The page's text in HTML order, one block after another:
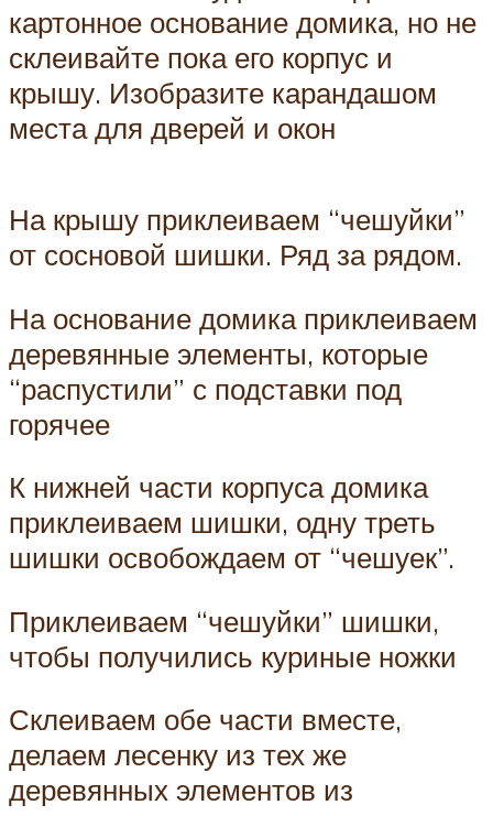
картонное основание домика, но не
склеивайте пока его корпус и
крышу. Изобразите карандашом
места для дверей и окон
На крышу приклеиваем “чешуйки”
от сосновой шишки. Ряд за рядом.
На основание домика приклеиваем
деревянные элементы, которые
“распустили” с подставки под
горячее
К нижней части корпуса домика
приклеиваем шишки, одну треть
шишки освобождаем от “чешуек”.
Приклеиваем “чешуйки” шишки,
чтобы получились куриные ножки
Склеиваем обе части вместе,
делаем лесенку из тех же
деревянных элементов из